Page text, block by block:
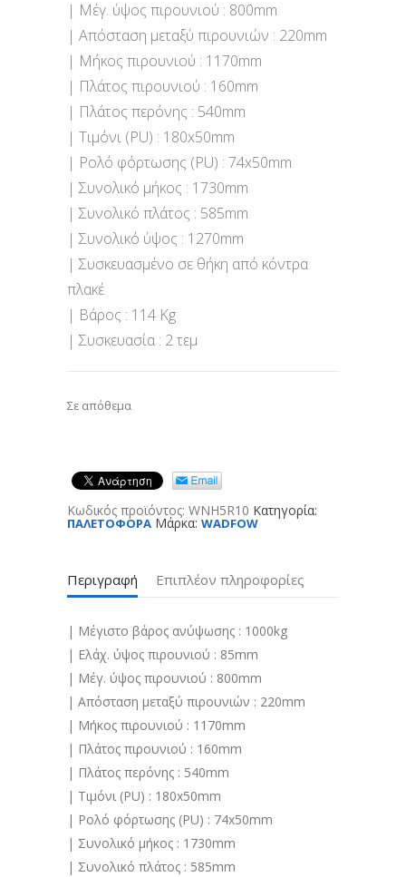
| Μέγ. ύψος πιρουνιού : 800mm
| Απόσταση μεταξύ πιρουνιών : 220mm
| Μήκος πιρουνιού : 1170mm
| Πλάτος πιρουνιού : 160mm
| Πλάτος περόνης : 540mm
| Τιμόνι (PU) : 180x50mm
| Ρολό φόρτωσης (PU) : 74x50mm
| Συνολικό μήκος : 1730mm
| Συνολικό πλάτος : 585mm
| Συνολικό ύψος : 1270mm
| Συσκευασμένο σε θήκη από κόντρα
πλακέ
| Βάρος : 114 Kg
| Συσκευασία : 2 τεμ
Σε απόθεμα
Κωδικός προϊόντος: WNH5R10 Κατηγορία:
ΠΑΛΕΤΟΦΟΡΑ Μάρκα: WADFOW
Περιγραφή Επιπλέον πληροφορίες
| Μέγιστο βάρος ανύψωσης : 1000kg
| Ελάχ. ύψος πιρουνιού : 85mm
| Μέγ. ύψος πιρουνιού : 800mm
| Απόσταση μεταξύ πιρουνιών : 220mm
| Μήκος πιρουνιού : 1170mm
| Πλάτος πιρουνιού : 160mm
| Πλάτος περόνης : 540mm
| Τιμόνι (PU) : 180x50mm
| Ρολό φόρτωσης (PU) : 74x50mm
| Συνολικό μήκος : 1730mm
| Συνολικό πλάτος : 585mm